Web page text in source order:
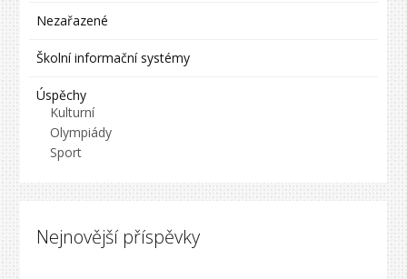
Nezařazené
Školní informační systémy
Úspěchy
Kulturní
Olympiády
Sport
Nejnovější příspěvky